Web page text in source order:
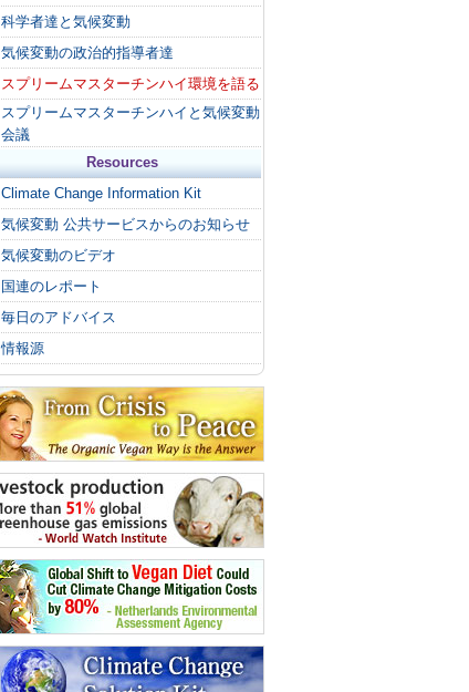
科学者達と気候変動
気候変動の政治的指導者達
スプリームマスターチンハイ環境を語る
スプリームマスターチンハイと気候変動
会議
Resources
Climate Change Information Kit
気候変動 公共サービスからのお知らせ
気候変動のビデオ
国連のレポート
毎日のアドバイス
情報源